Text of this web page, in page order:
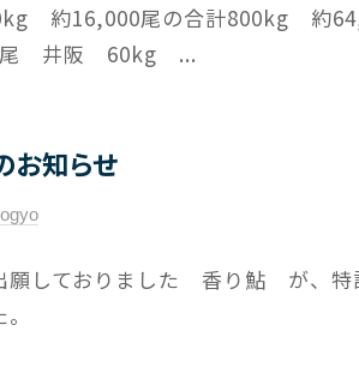
の
コ
約16,000尾の合計800kg 約
尾 井阪 60kg ...
お知らせ
件
願しておりました 香り鮎 が、特